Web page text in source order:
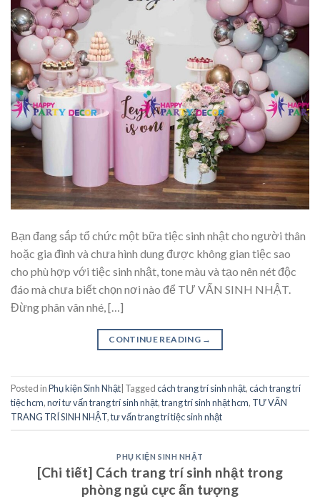
Bạn đang sắp tổ chức một bữa tiệc sinh nhật cho người thân
hoặc gia đình và chưa hình dung được không gian tiệc sao
cho phù hợp với tiệc sinh nhật, tone màu và tạo nên nét độc
đáo mà chưa biết chọn nơi nào để TƯ VẤN SINH NHẬT.
Đừng phân vân nhé, […]
CONTINUE READING →
Posted inPhụ kiện Sinh Nhật Taggedcách trang trí sinh nhật,cách trang trí
tiệc hcm,nơi tư vấn trang trí sinh nhật,trang trí sinh nhật hcm, TƯ VẤN
TRANG TRÍ SINH NHẬT,tư vấn trang trí tiệc sinh nhật
PHỤ KIỆN SINH NHẬT
[Chi tiết] Cách trang trí sinh nhật trong
phòng ngủ cực ấn tượng